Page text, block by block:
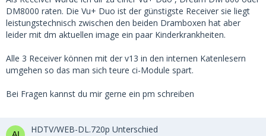
DM8000 raten. Die Vu+ Duo ist der günstigste Receiver sie liegt
leistungstechnisch zwischen den beiden Dramboxen hat aber
leider mit dm aktuellen image ein paar Kinderkrankheiten.
Alle 3 Receiver können mit der v13 in den internen Katenlesern
umgehen so das man sich teure ci-Module spart.
Bei Fragen kannst du mir gerne ein pm schreiben
HDTV/WEB-DL.720p Unterschied